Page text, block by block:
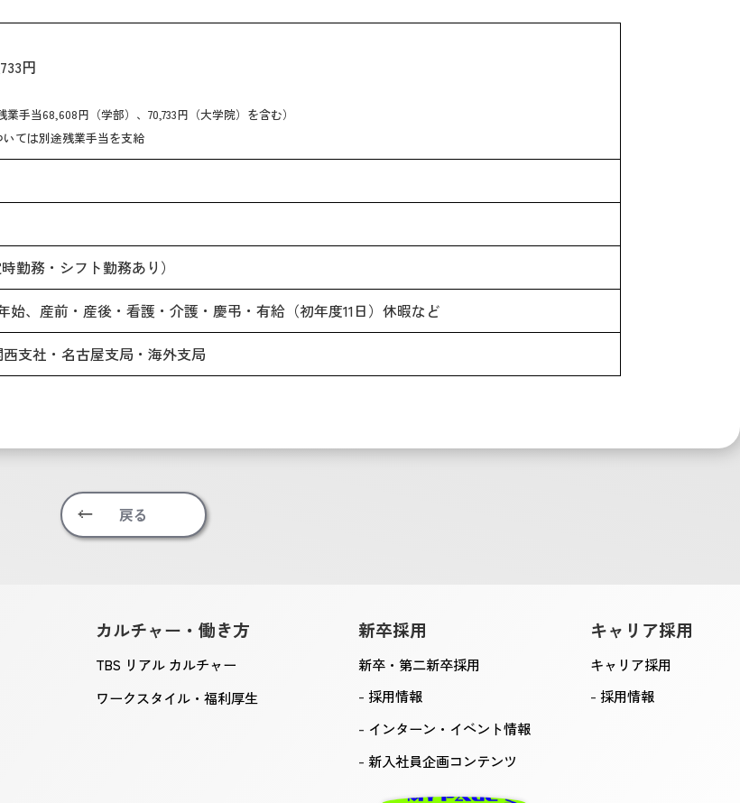
円
業手当68,608円（学部）、70,733円（大学院）を含む）
ては別途残業手当を支給
勤務・シフト勤務あり）
始、産前・産後・看護・介護・慶弔・有給（初年度11日）休暇など
支社・名古屋支局・海外支局
戻る
カルチャー・働き方
TBS リアル カルチャー
ワークスタイル・福利厚生
新卒採用
新卒・第二新卒採用
採用情報
インターン・イベント情報
新入社員企画コンテンツ
キャリア採用
キャリア採用
採用情報